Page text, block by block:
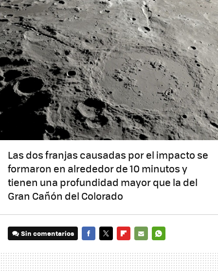
Las dos franjas causadas por el impacto se
formaron en alrededor de 10 minutos y
tienen una profundidad mayor que la del
Gran Cañón del Colorado
Sin comentarios
MAIL